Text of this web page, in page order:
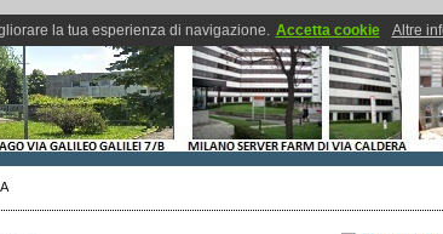
la tua esperienza di navigazione. Accetta cookie Altre